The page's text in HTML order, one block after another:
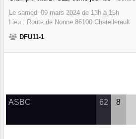
Le samedi 09 mars 2024 de 13h à 15h
Lieu : Route de Nonne 86100 Chatellerault
DFU11-1
ASBC 62 8